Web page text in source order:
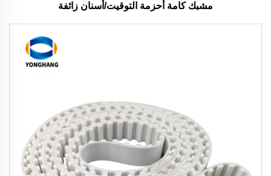
مشبك كامة أحزمة التوقيت/أسنان زائفة